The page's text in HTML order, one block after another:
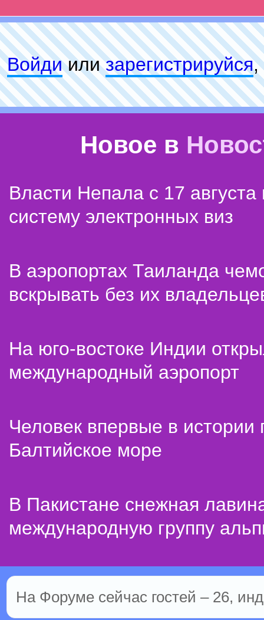
Войдиилизарeгиcтpируйся,
Новое в
Власти Непала с 17 августа
систему электронных виз
В аэропортах Таиланда
вскрывать без их
На юго-востоке Индии
международный аэропорт
Человек впервые в истории
Балтийское море
В Пакистане снежная
международную группу
На Форуме сейчас гостей – 26,